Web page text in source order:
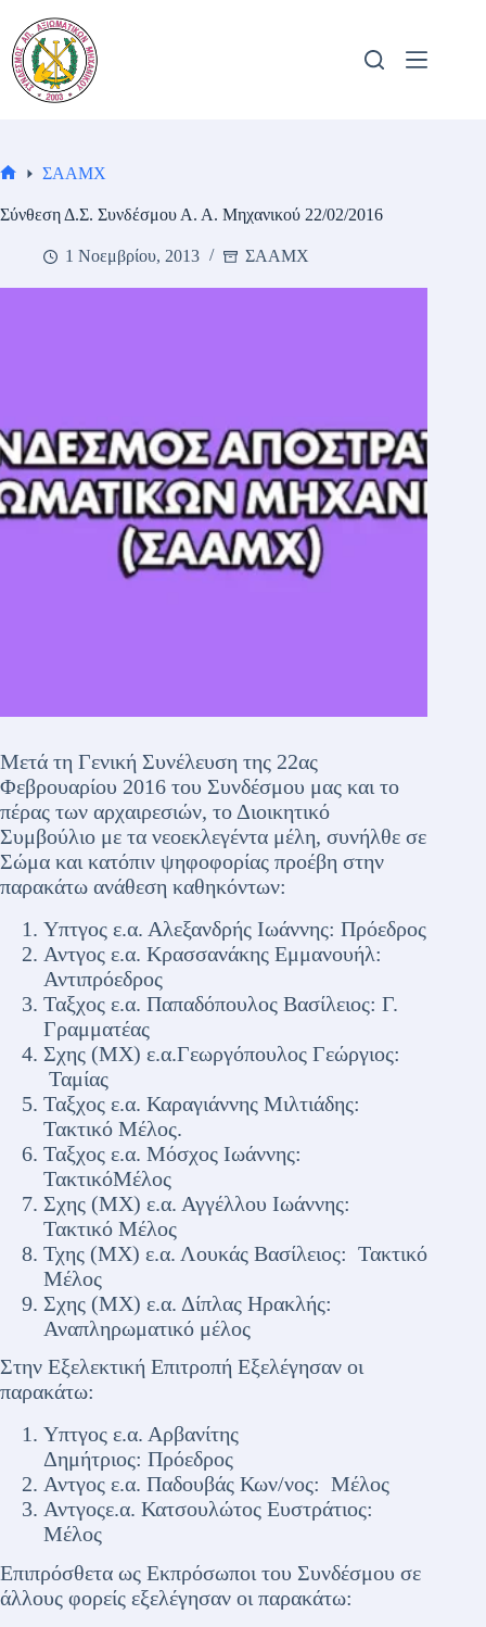
στο
περιεχόμενο
σελίδα
ΣΑΑΜΧ
Σύνθεση Δ.Σ. Συνδέσμου Α. Α. Μηχανικού 22/02/2016
1 Νοεμβρίου, 2013 ΣΑΑΜΧ
Μετά τη Γενική Συνέλευση της 22ας
Φεβρουαρίου 2016 του Συνδέσμου μας και το
πέρας των αρχαιρεσιών, το Διοικητικό
Συμβούλιο με τα νεοεκλεγέντα μέλη, συνήλθε σε
Σώμα και κατόπιν ψηφοφορίας προέβη στην
παρακάτω ανάθεση καθηκόντων:
Υπτγος ε.α. Αλεξανδρής Ιωάννης: Πρόεδρος
Αντγος ε.α. Κρασσανάκης Εμμανουήλ:
Αντιπρόεδρος
Ταξχος ε.α. Παπαδόπουλος Βασίλειος: Γ.
Γραμματέας
Σχης (ΜΧ) ε.α.Γεωργόπουλος Γεώργιος:
Ταμίας
Ταξχος ε.α. Καραγιάννης Μιλτιάδης:
Τακτικό Μέλος.
Ταξχος ε.α. Μόσχος Ιωάννης:
ΤακτικόΜέλος
Σχης (ΜΧ) ε.α. Αγγέλλου Ιωάννης:
Τακτικό Μέλος
Τχης (ΜΧ) ε.α. Λουκάς Βασίλειος: Τακτικό
Μέλος
Σχης (ΜΧ) ε.α. Δίπλας Ηρακλής:
Αναπληρωματικό μέλος
Στην Εξελεκτική Επιτροπή Εξελέγησαν οι
παρακάτω:
Υπτγος ε.α. Αρβανίτης
Δημήτριος: Πρόεδρος
Αντγος ε.α. Παδουβάς Κων/νος: Μέλος
Αντγοςε.α. Κατσουλώτος Ευστράτιος:
Μέλος
Επιπρόσθετα ως Εκπρόσωποι του Συνδέσμου σε
άλλους φορείς εξελέγησαν οι παρακάτω: